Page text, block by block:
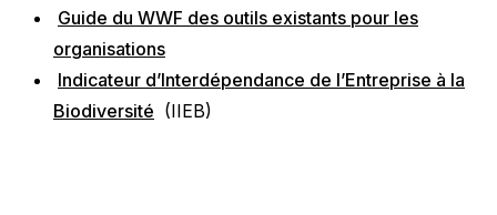
Guide du WWF des outils existants pour les
organisations
Indicateur d’Interdépendance de l’Entreprise à la
Biodiversité (IIEB)